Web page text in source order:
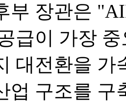
부 장관은
급이 가장
대전환을 가
업 구조를 구